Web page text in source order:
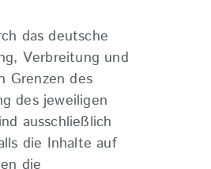
das deutsche
Verbreitung und
Grenzen des
des jeweiligen
ausschließlich
die Inhalte auf
die